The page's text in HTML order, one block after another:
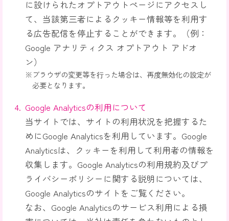
に設けられたオプトアウトページにアクセスし
て、当該第三者によるクッキー情報等を利用す
る広告配信を停⽌することができます。（例：
Google アナリティクス オプトアウト アドオ
ン）
ブラウザの変更等を⾏った場合は、再度無効化の設定が
必要となります。
Google Analyticsの利用について
当サイトでは、サイトの利用状況を把握するた
めにGoogle Analyticsを利用しています。Google
Analyticsは、クッキーを利用して利用者の情報を
収集します。Google Analyticsの利用規約及びプ
ライバシーポリシーに関する説明については、
Google Analyticsのサイトをご覧ください。
なお、Google Analyticsのサービス利用による損